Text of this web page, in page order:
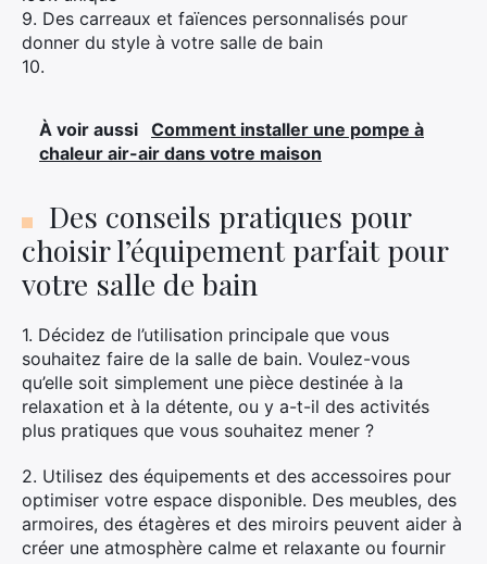
9. Des carreaux et faïences personnalisés pour
donner du style à votre salle de bain
10.
À voir aussi Comment installer une pompe à
chaleur air-air dans votre maison
Des conseils pratiques pour
choisir l’équipement parfait pour
votre salle de bain
1. Décidez de l’utilisation principale que vous
souhaitez faire de la salle de bain. Voulez-vous
qu’elle soit simplement une pièce destinée à la
relaxation et à la détente, ou y a-t-il des activités
plus pratiques que vous souhaitez mener ?
2. Utilisez des équipements et des accessoires pour
optimiser votre espace disponible. Des meubles, des
armoires, des étagères et des miroirs peuvent aider à
créer une atmosphère calme et relaxante ou fournir
: